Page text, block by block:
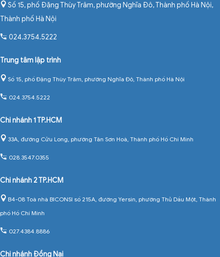
Số 15, phố Đặng Thùy Trâm, phường Nghĩa Đô, Thành phố Hà Nội,
Thành phố Hà Nội
024.3754.5222
Trung tâm lập trình
Số 15, phố Đặng Thùy Trâm, phường Nghĩa Đô, Thành phố Hà Nội
024.3754.5222
Chi nhánh 1 TP.HCM
33A, đường Cửu Long, phường Tân Sơn Hoà, Thành phố Hồ Chí Minh
028.3547.0355
Chi nhánh 2 TP.HCM
B4-08 Toà nhà BICONSI số 215A, đường Yersin, phường Thủ Dầu Một, Thành
phố Hồ Chí Minh
027.4384.8886
Chi nhánh Đồng Nai